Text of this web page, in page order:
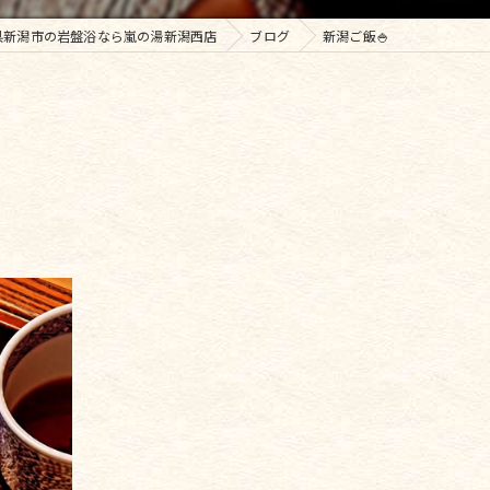
潟市の岩盤浴なら嵐の湯新潟西店 ブログ 新潟ご飯🍚